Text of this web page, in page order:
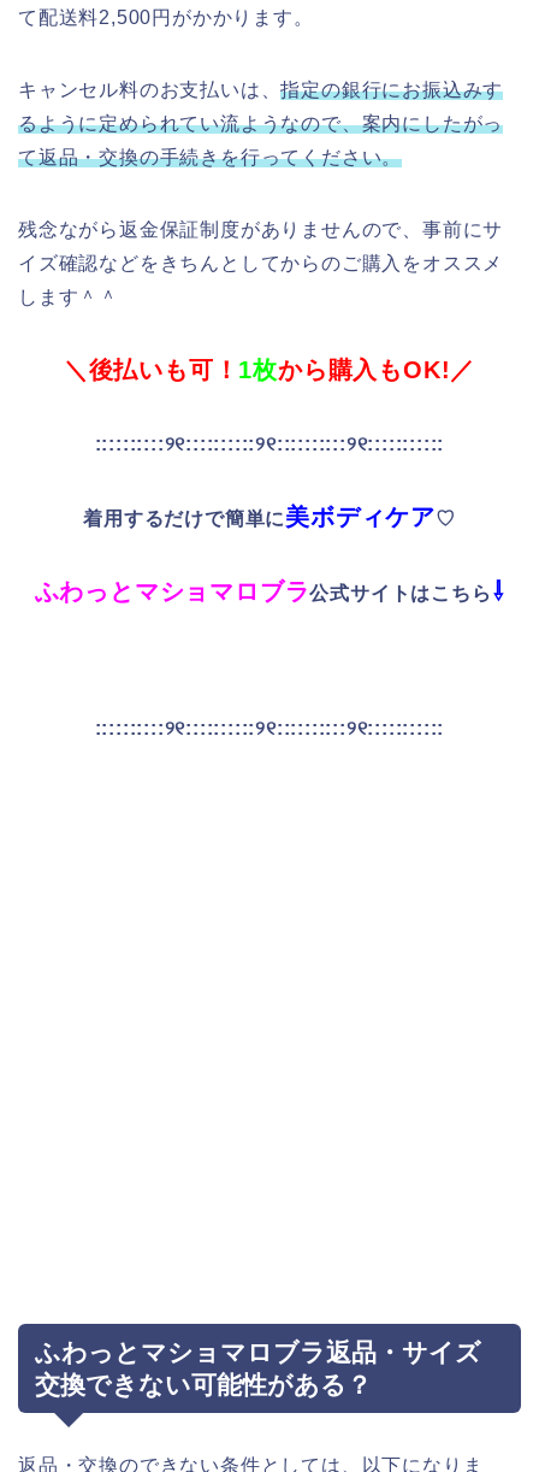
て配送料2,500円がかかります。
キャンセル料のお支払いは、指定の銀行にお振込みす
るように定められてい流ようなので、案内にしたがっ
て返品・交換の手続きを行ってください。
残念ながら返金保証制度がありませんので、事前にサ
イズ確認などをきちんとしてからのご購入をオススメ
します＾＾
＼後払いも可！ 1枚から購入もOK!／
::::::::::୨୧::::::::::୨୧::::::::::୨୧:::::::::::
着用するだけで簡単に美ボディケア♡
ふわっとマショマロブラ公式サイトはこちら ⇩
::::::::::୨୧::::::::::୨୧::::::::::୨୧:::::::::::
ふわっとマショマロブラ返品・サイズ
交換できない可能性がある？
返品・交換のできない条件としては、以下になりま